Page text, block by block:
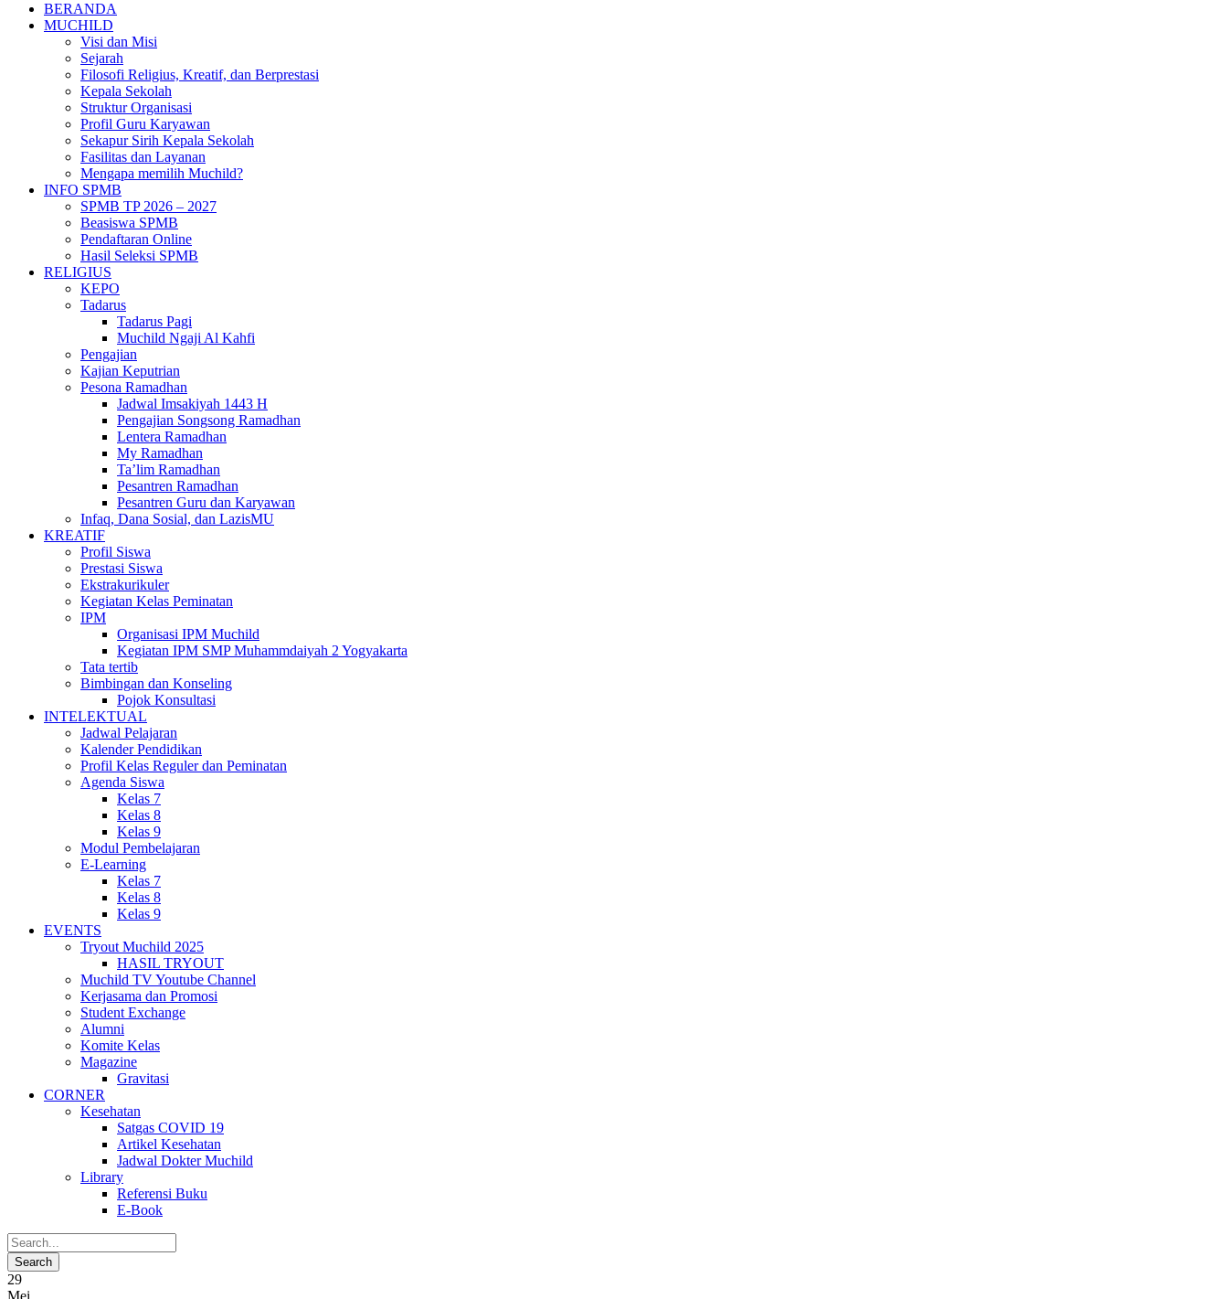
BERANDA
MUCHILD
Visi dan Misi
Sejarah
Filosofi Religius, Kreatif, dan Berprestasi
Kepala Sekolah
Struktur Organisasi
Profil Guru Karyawan
Sekapur Sirih Kepala Sekolah
Fasilitas dan Layanan
Mengapa memilih Muchild?
INFO SPMB
SPMB TP 2026 – 2027
Beasiswa SPMB
Pendaftaran Online
Hasil Seleksi SPMB
RELIGIUS
KEPO
Tadarus
Tadarus Pagi
Muchild Ngaji Al Kahfi
Pengajian
Kajian Keputrian
Pesona Ramadhan
Jadwal Imsakiyah 1443 H
Pengajian Songsong Ramadhan
Lentera Ramadhan
My Ramadhan
Ta’lim Ramadhan
Pesantren Ramadhan
Pesantren Guru dan Karyawan
Infaq, Dana Sosial, dan LazisMU
KREATIF
Profil Siswa
Prestasi Siswa
Ekstrakurikuler
Kegiatan Kelas Peminatan
IPM
Organisasi IPM Muchild
Kegiatan IPM SMP Muhammdaiyah 2 Yogyakarta
Tata tertib
Bimbingan dan Konseling
Pojok Konsultasi
INTELEKTUAL
Jadwal Pelajaran
Kalender Pendidikan
Profil Kelas Reguler dan Peminatan
Agenda Siswa
Kelas 7
Kelas 8
Kelas 9
Modul Pembelajaran
E-Learning
Kelas 7
Kelas 8
Kelas 9
EVENTS
Tryout Muchild 2025
HASIL TRYOUT
Muchild TV Youtube Channel
Kerjasama dan Promosi
Student Exchange
Alumni
Komite Kelas
Magazine
Gravitasi
CORNER
Kesehatan
Satgas COVID 19
Artikel Kesehatan
Jadwal Dokter Muchild
Library
Referensi Buku
E-Book
29
Mei